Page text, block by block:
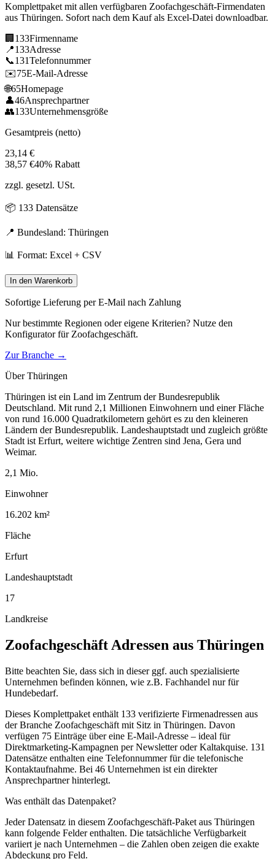
Komplettpaket mit allen verfügbaren Zoofachgeschäft-Firmendaten
aus Thüringen. Sofort nach dem Kauf als Excel-Datei downloadbar.
🏢 133Firmenname
📍133Adresse
📞131Telefonnummer
✉️75E-Mail-Adresse
🌐65Homepage
👤46Ansprechpartner
👥133Unternehmensgröße
Gesamtpreis (netto)
23,14 €
38,57 €40% Rabatt
zzgl. gesetzl. USt.
📦 133 Datensätze
📍 Bundesland: Thüringen
📊 Format: Excel + CSV
In den Warenkorb
Sofortige Lieferung per E-Mail nach Zahlung
Nur bestimmte Regionen oder eigene Kriterien? Nutze den
Konfigurator für Zoofachgeschäft.
Zur Branche →
ÜberThüringen
Thüringen ist ein Land im Zentrum der Bundesrepublik
Deutschland. Mit rund 2,1 Millionen Einwohnern und einer Fläche
von rund 16.000 Quadratkilometern gehört es zu den kleineren
Ländern der Bundesrepublik. Landeshauptstadt und zugleich größte
Stadt ist Erfurt, weitere wichtige Zentren sind Jena, Gera und
Weimar.
2,1 Mio.
Einwohner
16.202 km²
Fläche
Erfurt
Landeshauptstadt
17
Landkreise
Zoofachgeschäft Adressen aus Thüringen
Bitte beachten Sie, dass sich in dieser ggf. auch spezialisierte
Unternehmen befinden können, wie z.B. Fachhandel nur für
Hundebedarf.
Dieses Komplettpaket enthält 133 verifizierte Firmenadressen aus
der Branche Zoofachgeschäft mit Sitz in Thüringen. Davon
verfügen 75 Einträge über eine E-Mail-Adresse – ideal für
Direktmarketing-Kampagnen per Newsletter oder Kaltakquise. 131
Datensätze enthalten eine Telefonnummer für die telefonische
Kontaktaufnahme. Bei 46 Unternehmen ist ein direkter
Ansprechpartner hinterlegt.
Was enthält das Datenpaket?
Jeder Datensatz in diesem Zoofachgeschäft-Paket aus Thüringen
kann folgende Felder enthalten. Die tatsächliche Verfügbarkeit
variiert je nach Unternehmen – die Zahlen oben zeigen die exakte
Abdeckung pro Feld.